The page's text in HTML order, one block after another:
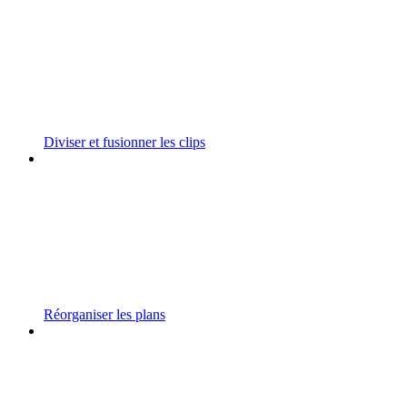
Diviser et fusionner les clips
Réorganiser les plans